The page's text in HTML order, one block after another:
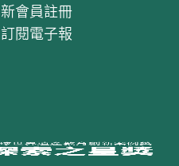
新會員註冊
訂閱電子報